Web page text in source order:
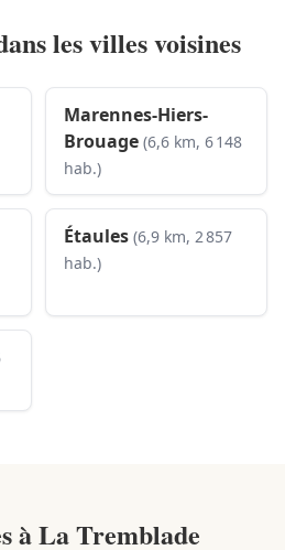
les villes voisines
Marennes-Hiers-
Brouage (6,6 km, 6 148
hab.)
Étaules (6,9 km, 2 857
hab.)
àLa Tremblade